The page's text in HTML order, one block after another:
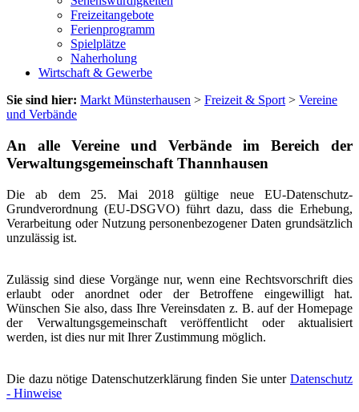
Freizeitangebote
Ferienprogramm
Spielplätze
Naherholung
Wirtschaft & Gewerbe
Sie sind hier: Markt Münsterhausen > Freizeit & Sport > Vereine
und Verbände
An alle Vereine und Verbände im Bereich der
Verwaltungsgemeinschaft Thannhausen
Die ab dem 25. Mai 2018 gültige neue EU-Datenschutz-
Grundverordnung (EU-DSGVO) führt dazu, dass die Erhebung,
Verarbeitung oder Nutzung personenbezogener Daten grundsätzlich
unzulässig ist.
Zulässig sind diese Vorgänge nur, wenn eine Rechtsvorschrift dies
erlaubt oder anordnet oder der Betroffene eingewilligt hat.
Wünschen Sie also, dass Ihre Vereinsdaten z. B. auf der Homepage
der Verwaltungsgemeinschaft veröffentlicht oder aktualisiert
werden, ist dies nur mit Ihrer Zustimmung möglich.
Die dazu nötige Datenschutzerklärung finden Sie unter Datenschutz
- Hinweise